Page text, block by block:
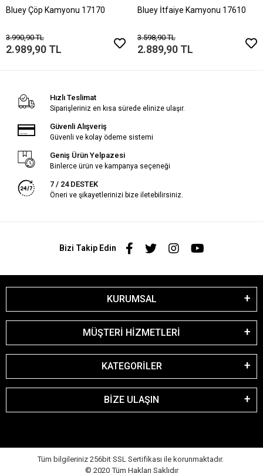
Bluey Çöp Kamyonu 17170
3.990,90 TL
2.989,90 TL
Bluey İtfaiye Kamyonu 17610
3.598,90 TL
2.889,90 TL
Hızlı Teslimat
Siparişleriniz en kısa sürede elinize ulaşır.
Güvenli Alışveriş
Güvenli ve kolay ödeme sistemi
Geniş Ürün Yelpazesi
Binlerce ürün ve kampanya seçeneği
7 / 24 DESTEK
Öneri ve şikayetlerinizi bize iletebilirsiniz.
Bizi Takip Edin
KURUMSAL
MÜŞTERİ HİZMETLERİ
KATEGORİLER
BİZE ULAŞIN
Tüm bilgileriniz 256bit SSL Sertifikası ile korunmaktadır.
© 2020 Tüm Hakları Saklıdır